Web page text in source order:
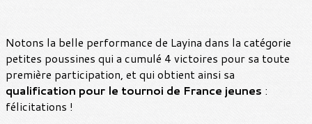
Notons la belle performance de Layina dans la catégorie
petites poussines qui a cumulé 4 victoires pour sa toute
première participation, et qui obtient ainsi sa
qualification pour le tournoi de France jeunes :
félicitations !